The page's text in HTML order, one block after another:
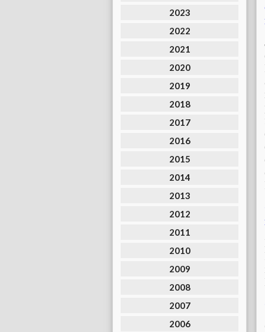
2023
2022
2021
2020
2019
2018
2017
2016
2015
2014
2013
2012
2011
2010
2009
2008
2007
2006